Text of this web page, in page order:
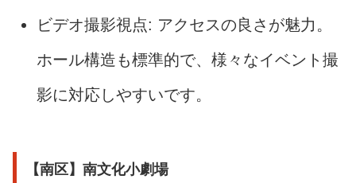
ビデオ撮影視点: アクセスの良さが魅力。
ホール構造も標準的で、様々なイベント撮
影に対応しやすいです。
【南区】南文化小劇場